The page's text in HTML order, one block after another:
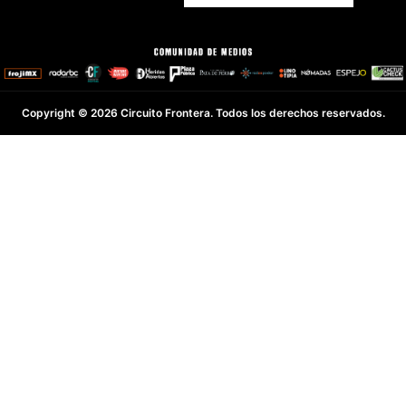
Copyright © 2026 Circuito Frontera. Todos los derechos reservados.